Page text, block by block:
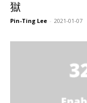
獄
Pin-Ting Lee - 2021-01-07